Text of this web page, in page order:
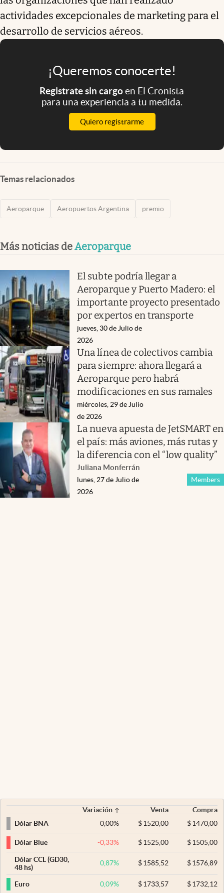
actividades excepcionales de marketing para el
desarrollo de servicios aéreos.
¡Queremos conocerte!
Registrate sin cargoen El Cronista
para una experiencia a tu medida.
Quiero registrarme
Temas relacionados
Aeroparque Aeropuertos Argentina premio
Más noticias deAeroparque
El subte podría llegar a
Aeroparque y Puerto Madero: el
importante proyecto presentado
por expertos en transporte
jueves, 30 de Julio de
2026
Una línea de colectivos cambia
para siempre: ahora llegará a
Aeroparque pero habrá
modificaciones en sus ramales
miércoles, 29 de Julio
de 2026
La nueva apuesta de JetSMART en
el país: más aviones, más rutas y
la diferencia con el “low quality”
Juliana Monferrán
Members
lunes, 27 de Julio de
2026
Variación Venta
Compra
Dólar BNA
0,00% $ 1520,00 $1470,00
Dólar Blue -0,33% $ 1525,00 $1505,00
Dólar CCL (GD30,
48 hs)
0,87% $ 1585,52 $1576,89
Euro 0,09% $ 1733,57 $1732,12